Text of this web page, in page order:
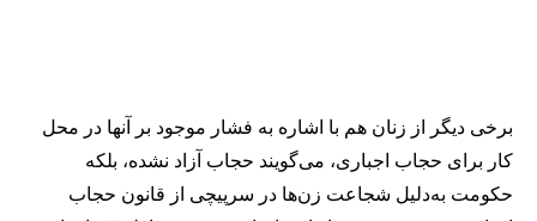
برخی دیگر از زنان هم با اشاره به فشار موجود بر آنها در محل
کار برای حجاب اجباری، می‌گویند حجاب آزاد نشده، بلکه
حکومت به‌دلیل شجاعت زن‌ها در سرپیچی از قانون حجاب